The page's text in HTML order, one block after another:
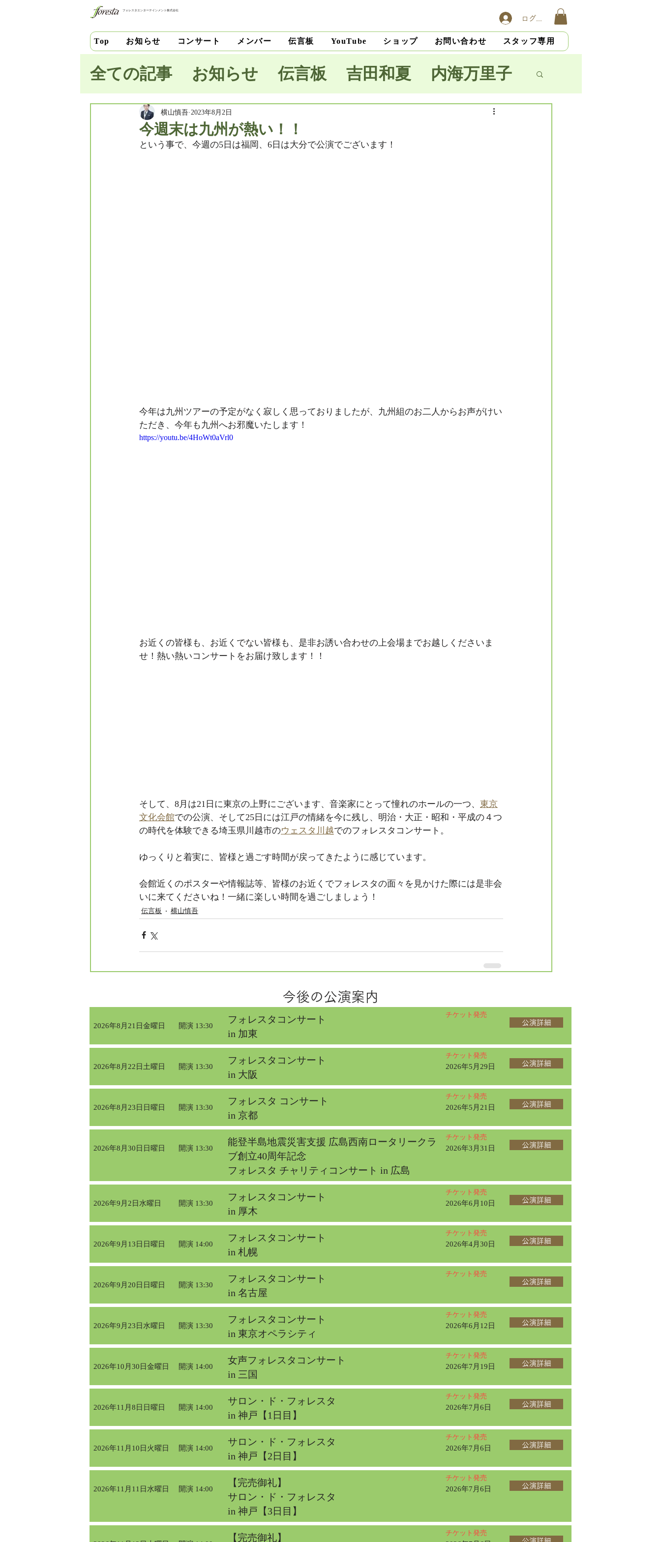
フォレスタエンターテインメント株式会社
ログイン
Top お知らせ コンサート メンバー 伝言板 YouTube ショップ お問い合わせ スタッフ専用
全ての記事 お知らせ 伝言板 吉田和夏 内海万里子
池田史花 三宅里菜
中安千晶 財木麗子 吉田明未 澤田薫
今週末は九州が熱い！！
横山慎吾 2023年8月2日
という事で、今週の5日は福岡、6日は大分で公演でございます！
今年は九州ツアーの予定がなく寂しく思っておりましたが、九州組のお二人からお声がけい
ただき、今年も九州へお邪魔いたします！
https://youtu.be/4HoWt0aVrl0
お近くの皆様も、お近くでない皆様も、是非お誘い合わせの上会場までお越しくださいま
せ！熱い熱いコンサートをお届け致します！！
そして、8月は21日に東京の上野にございます、音楽家にとって憧れのホールの一つ、 東京
文化会館での公演、そして25日には江戸の情緒を今に残し、明治・大正・昭和・平成の４つ
の時代を体験できる埼玉県川越市のウェスタ川越でのフォレスタコンサート。
ゆっくりと着実に、皆様と過ごす時間が戻ってきたように感じています。
会館近くのポスターや情報誌等、皆様のお近くでフォレスタの面々を見かけた際には是非会
いに来てくださいね！一緒に楽しい時間を過ごしましょう！
伝言板 横山慎吾
今後の公演案内
2026年8月21日金曜日 開演 13:30
フォレスタコンサート
in 加東
チケット発売
公演詳細
2026年8月22日土曜日 開演 13:30
フォレスタコンサート
in 大阪
チケット発売
2026年5月29日 公演詳細
2026年8月23日日曜日 開演 13:30
フォレスタ コンサート
in 京都
チケット発売
2026年5月21日 公演詳細
2026年8月30日日曜日 開演 13:30
能登半島地震災害支援 広島西南ロータリークラ
ブ創立40周年記念
フォレスタ チャリティコンサート in 広島
チケット発売
2026年3月31日 公演詳細
2026年9月2日水曜日 開演 13:30
フォレスタコンサート
in 厚木
チケット発売
2026年6月10日 公演詳細
2026年9月13日日曜日 開演 14:00
フォレスタコンサート
in 札幌
チケット発売
2026年4月30日 公演詳細
2026年9月20日日曜日 開演 13:30
フォレスタコンサート
in 名古屋
チケット発売
公演詳細
2026年9月23日水曜日 開演 13:30
フォレスタコンサート
in 東京オペラシティ
チケット発売
2026年6月12日 公演詳細
2026年10月30日金曜日 開演 14:00
女声フォレスタコンサート
in 三国
チケット発売
2026年7月19日 公演詳細
2026年11月8日日曜日 開演 14:00
サロン・ド・フォレスタ
in 神戸【1日目】
チケット発売
2026年7月6日 公演詳細
2026年11月10日火曜日 開演 14:00
サロン・ド・フォレスタ
in 神戸【2日目】
チケット発売
2026年7月6日 公演詳細
2026年11月11日水曜日 開演 14:00
【完売御礼】
サロン・ド・フォレスタ
in 神戸【3日目】
チケット発売
2026年7月6日 公演詳細
【完売御礼】 チケット発売